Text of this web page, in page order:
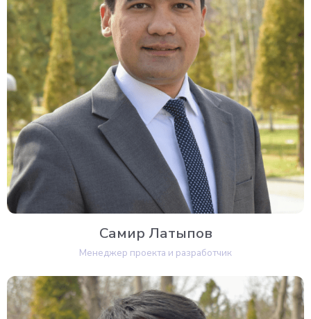
Самир Латыпов
Менеджер проекта и разработчик